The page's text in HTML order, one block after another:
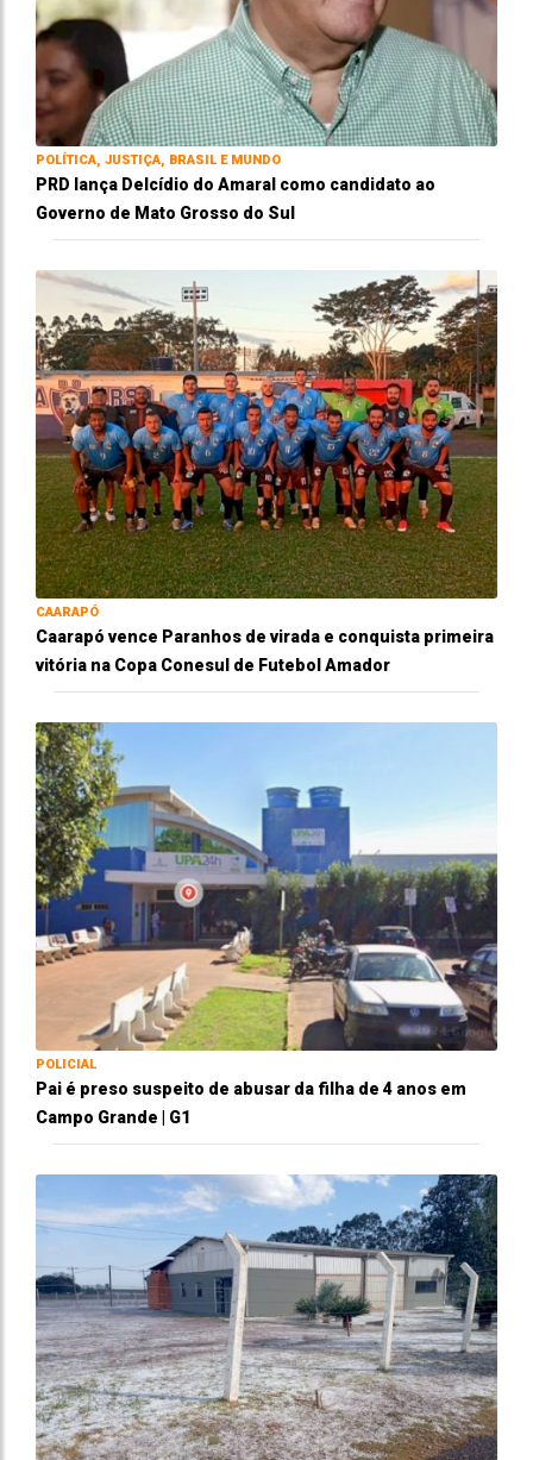
POLÍTICA, JUSTIÇA, BRASIL E MUNDO
PRD lança Delcídio do Amaral como candidato ao
Governo de Mato Grosso do Sul
CAARAPÓ
Caarapó vence Paranhos de virada e conquista primeira
vitória na Copa Conesul de Futebol Amador
POLICIAL
Pai é preso suspeito de abusar da filha de 4 anos em
Campo Grande | G1